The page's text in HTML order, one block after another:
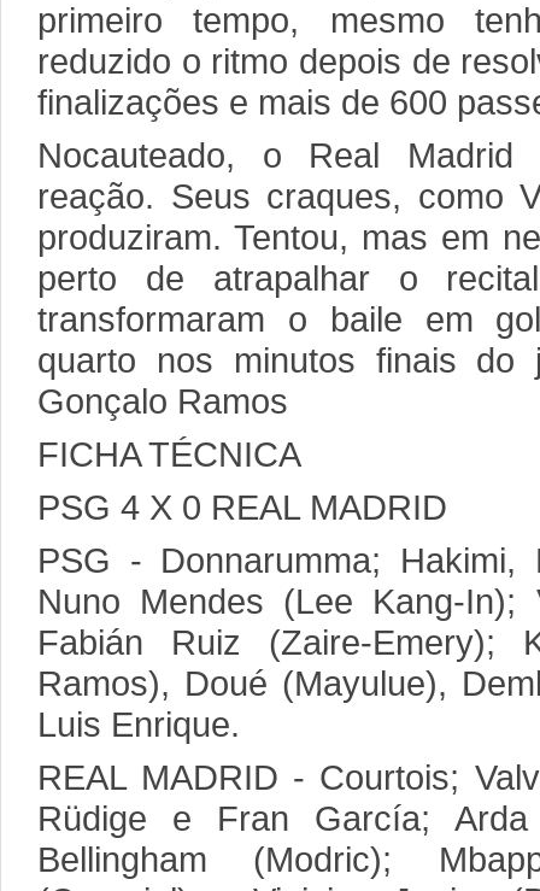
primeiro tempo, mesmo
reduzido o ritmo depois de
finalizações e mais de 600
Nocauteado, o Real Madrid
reação. Seus craques, como
produziram. Tentou, mas em
perto de atrapalhar o
transformaram o baile em
quarto nos minutos finais do
Gonçalo Ramos
FICHA TÉCNICA
PSG 4 X 0 REAL MADRID
PSG - Donnarumma; Hakimi,
Nuno Mendes (Lee Kang-
Fabián Ruiz (Zaire-Emery);
Ramos), Doué (Mayulue),
Luis Enrique.
REAL MADRID - Courtois;
Rüdige e Fran García; Arda
Bellingham (Modric);